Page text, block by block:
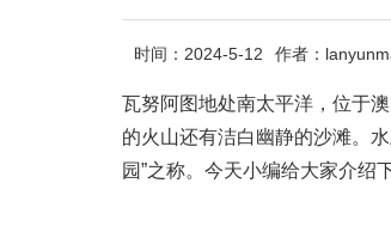
时间：2024-5-12 作者：
瓦努阿图地处南太平洋，位于
的火山还有洁白幽静的沙滩。
园”之称。今天小编给大家介绍